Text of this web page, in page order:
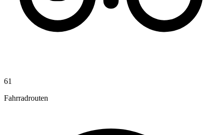
61
Fahrradrouten